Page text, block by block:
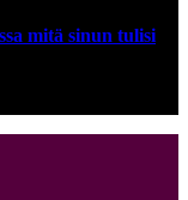
mitä sinun tulisi